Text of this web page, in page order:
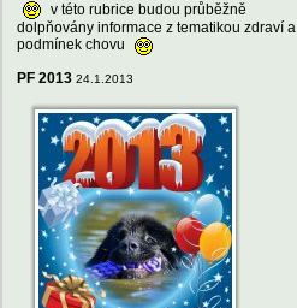
v této rubrice budou průběžně
dolpňovány informace z tematikou zdraví a
podmínek chovu
PF 2013 24.1.2013